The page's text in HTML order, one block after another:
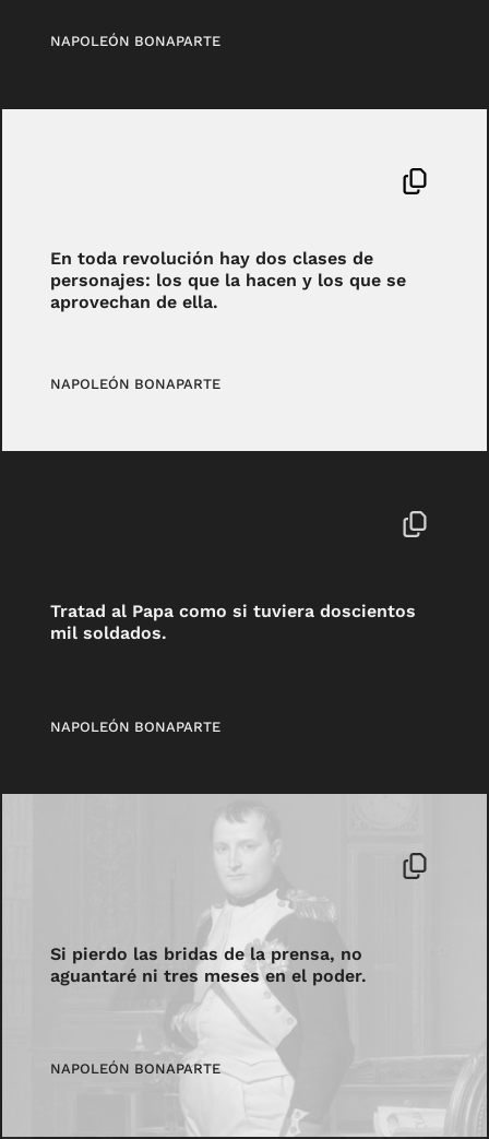
NAPOLEÓN BONAPARTE
En toda revolución hay dos clases de
personajes: los que la hacen y los que se
aprovechan de ella.
NAPOLEÓN BONAPARTE
Tratad al Papa como si tuviera doscientos
mil soldados.
NAPOLEÓN BONAPARTE
Si pierdo las bridas de la prensa, no
aguantaré ni tres meses en el poder.
NAPOLEÓN BONAPARTE